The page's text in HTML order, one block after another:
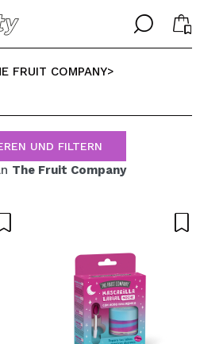
╳
ich habe ein Konto
╳
SPRACHE
ALEMAN
ESPAÑOL
ENGLISH
FRANCES
FRUIT COMPANY>
UND FILTERN
The Fruit Company